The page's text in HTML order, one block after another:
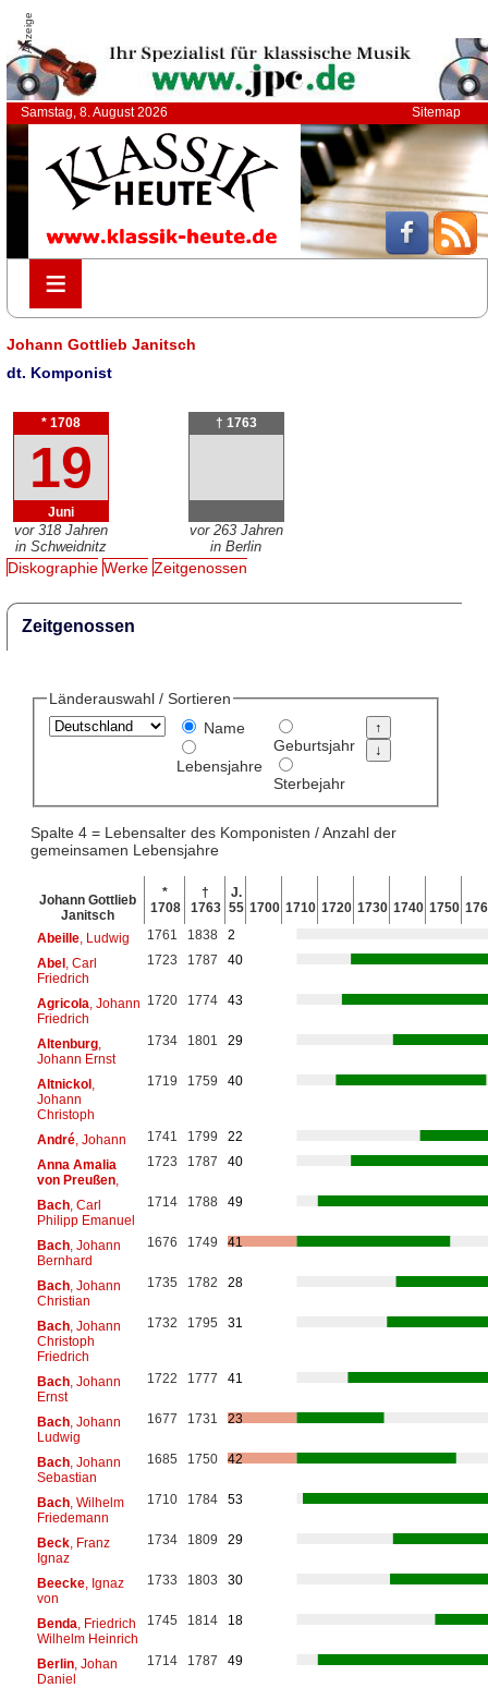
Anzeige
Samstag, 8. August 2026 Sitemap
≡
≡
Johann Gottlieb Janitsch
dt. Komponist
* 1708
19
Juni
vor 318 Jahren
in Schweidnitz
† 1763
vor 263 Jahren
in Berlin
Diskographie Werke Zeitgenossen
Zeitgenossen
Länderauswahl / Sortieren
Name
Lebensjahre
Geburtsjahr
Sterbejahr
Spalte 4 = Lebensalter des Komponisten / Anzahl der
gemeinsamen Lebensjahre
Johann Gottlieb
Janitsch
*
1708
†
1763
J.
55 1700 1710 1720 1730 1740 1750
Abeille, Ludwig 1761 1838
2
Abel, Carl
Friedrich
1723 1787 40
Agricola , Johann
Friedrich
1720 1774 43
Altenburg,
Johann Ernst
1734 1801 29
Altnickol,
Johann
Christoph
1719 1759 40
André, Johann 1741 1799
22
Anna Amalia
von Preußen,
1723 1787 40
Bach, Carl
Philipp Emanuel
1714 1788 49
Bach, Johann
Bernhard
1676 1749 41
Bach, Johann
Christian
1735 1782 28
Bach, Johann
Christoph
Friedrich
1732 1795 31
Bach, Johann
Ernst
1722 1777 41
Bach, Johann
Ludwig
1677 1731 23
Bach, Johann
Sebastian
1685 1750 42
Bach, Wilhelm
Friedemann
1710 1784 53
Beck, Franz
Ignaz
1734 1809 29
Beecke, Ignaz
von
1733 1803 30
Benda , Friedrich
Wilhelm Heinrich
1745 1814 18
Berlin, Johan
Daniel
1714 1787 49